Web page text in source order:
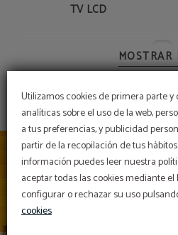
Utilizamos cookies de primera parte
analíticas sobre el uso de la web,
a tus preferencias, y publicidad
partir de la recopilación de tus
información puedes leer nuestra
aceptar todas las cookies mediante
configurar o rechazar su uso
cookies
TV LCD
MOSTRAR